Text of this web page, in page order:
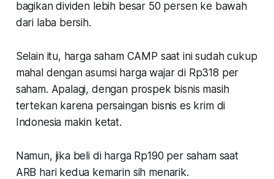
bagikan dividen lebih besar 50 persen ke bawah
dari laba bersih.
Selain itu, harga saham CAMP saat ini sudah cukup
mahal dengan asumsi harga wajar di Rp318 per
saham. Apalagi, dengan prospek bisnis masih
tertekan karena persaingan bisnis es krim di
Indonesia makin ketat.
Namun, jika beli di harga Rp190 per saham saat
ARB hari kedua kemarin sih menarik.